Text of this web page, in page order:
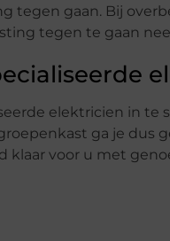
tegen gaan. Bij
tegen te gaan
elektricien in
ga je dus
klaar voor u met